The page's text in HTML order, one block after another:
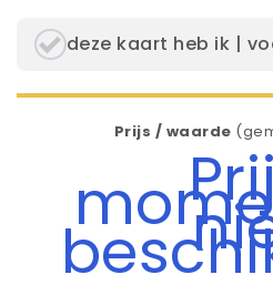
deze kaart heb ik |
Prijs / waarde